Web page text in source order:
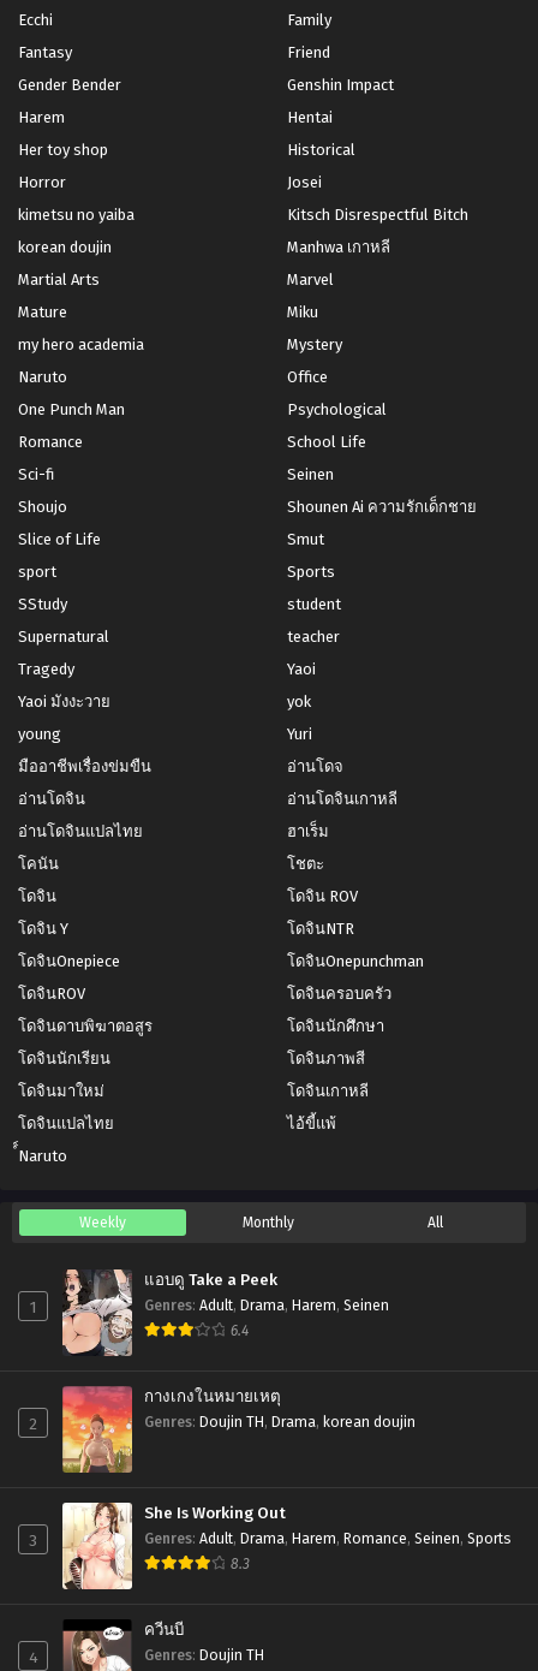
Ecchi
Family
Fantasy
Friend
Gender Bender
Genshin Impact
Harem
Hentai
Her toy shop
Historical
Horror
Josei
kimetsu no yaiba
Kitsch Disrespectful Bitch
korean doujin
Manhwa เกาหลี
Martial Arts
Marvel
Mature
Miku
my hero academia
Mystery
Naruto
Office
One Punch Man
Psychological
Romance
School Life
Sci-fi
Seinen
Shoujo
Shounen Ai ความรักเด็กชาย
Slice of Life
Smut
sport
Sports
SStudy
student
Supernatural
teacher
Tragedy
Yaoi
Yaoi มังงะวาย
yok
young
Yuri
มืออาชีพเรื่องข่มขืน
อ่านโดจ
อ่านโดจิน
อ่านโดจินเกาหลี
อ่านโดจินแปลไทย
ฮาเร็ม
โคนัน
โชตะ
โดจิน
โดจิน ROV
โดจิน Y
โดจินNTR
โดจินOnepiece
โดจินOnepunchman
โดจินROV
โดจินครอบครัว
โดจินดาบพิฆาตอสูร
โดจินนักศึกษา
โดจินนักเรียน
โดจินภาพสี
โดจินมาใหม่
โดจินเกาหลี
โดจินแปลไทย
ไอ้ขี้แพ้
์์Naruto
Weekly Monthly All
1
แอบดู Take a Peek
Genres: Adult, Drama, Harem, Seinen
6.4
2
กางเกงในหมายเหตุ
Genres: Doujin TH , Drama, korean doujin
3
She Is Working Out
Genres: Adult, Drama, Harem, Romance, Seinen, Sports
8.3
4
ควีนบี
Genres: Doujin TH